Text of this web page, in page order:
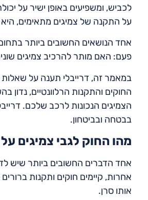
לכביש, ומשפיעים באופן ישיר על
על התקנה של צמיגים מתאימים, היא
אחד הנושאים החשובים ביותר
פעם: האם מותר להרכיב צמיגים
במאמר זה, דרייבלי תענה על
החוקים והתקנות הרלוונטיים, נדון
הצמיגים הנכונות לרכב שלכם.
בבטחה ובביטחון.
מהו החוק לגבי צמיגים
אחד הדברים החשובים ביותר שיש
אחרות, קיימים חוקים ותקנות
אותו סרן.